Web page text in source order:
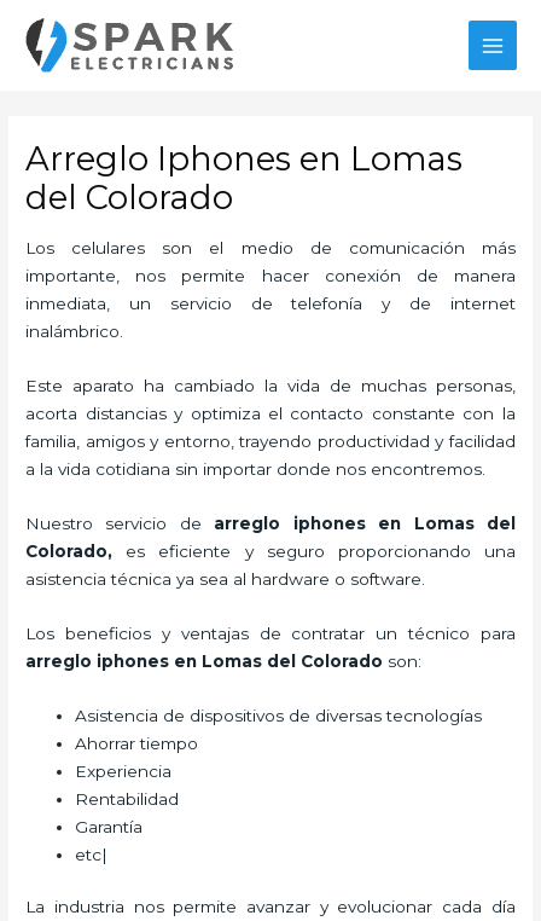
contenido
Arreglo Iphones en Lomas
del Colorado
Los celulares son el medio de comunicación más
importante, nos permite hacer conexión de manera
inmediata, un servicio de telefonía y de internet
inalámbrico.
Este aparato ha cambiado la vida de muchas personas,
acorta distancias y optimiza el contacto constante con la
familia, amigos y entorno, trayendo productividad y facilidad
a la vida cotidiana sin importar donde nos encontremos.
Nuestro servicio de arreglo iphones en Lomas del
Colorado, es eficiente y seguro proporcionando una
asistencia técnica ya sea al hardware o software.
Los beneficios y ventajas de contratar un técnico para
arreglo iphones en Lomas del Colorado son:
Asistencia de dispositivos de diversas tecnologías
Ahorrar tiempo
Experiencia
Rentabilidad
Garantía
etc|
La industria nos permite avanzar y evolucionar cada día